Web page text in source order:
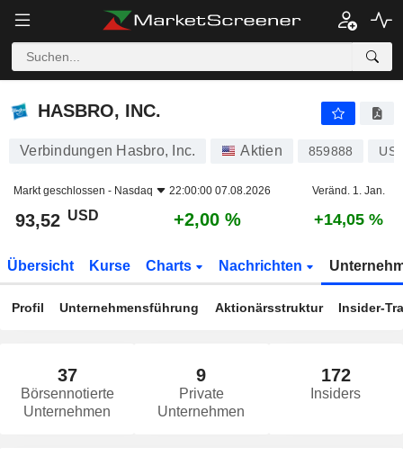
HASBRO, INC.
HASBRO, INC.
Verbindungen Hasbro, Inc. Aktien 859888
Markt geschlossen - Nasdaq 22:00:00 07.08.2026 Veränd. 1. Jan.
93,52 USD +2,00 % +14,05 %
Übersicht Kurse Charts Nachrichten
Profil Unternehmensführung Aktionärsstruktur Insider-
37
Börsennotierte
Unternehmen
9
Private
Unternehmen
172
Insiders